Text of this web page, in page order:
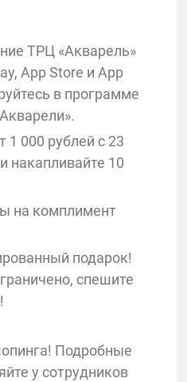
ТРЦ «Акварель»
App Store и App
в программе
1 000 рублей с 23
накапливайте 10
на комплимент
подарок!
спешите
Подробные
у сотрудников